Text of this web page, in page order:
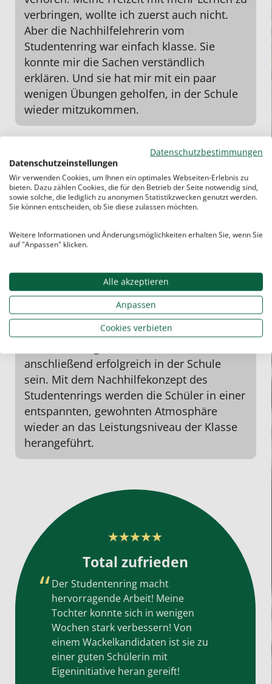
verbringen, wollte ich zuerst auch nicht.
Aber die Nachhilfelehrerin vom
Studentenring war einfach klasse. Sie
konnte mir die Sachen verständlich
erklären. Und sie hat mir mit ein paar
wenigen Übungen geholfen, in der Schule
wieder mitzukommen.
Elfriede Ecker, Lehrerin
Manche Schüler brauchen zusätzliche Lern-
anschließend erfolgreich in der Schule
sein. Mit dem Nachhilfekonzept des
Studentenrings werden die Schüler in einer
entspannten, gewohnten Atmosphäre
wieder an das Leistungsniveau der Klasse
herangeführt.
Total zufrieden
Der Studentenring macht
hervorragende Arbeit! Meine
Tochter konnte sich in wenigen
Wochen stark verbessern! Von
einem Wackelkandidaten ist sie zu
einer guten Schülerin mit
Eigeninitiative heran gereift!
Datenschutzbestimmungen
Datenschutzeinstellungen
Wir verwenden Cookies, um Ihnen ein optimales Webseiten-Erlebnis zu
bieten. Dazu zählen Cookies, die für den Betrieb der Seite notwendig sind,
sowie solche, die lediglich zu anonymen Statistikzwecken genutzt werden.
Sie können entscheiden, ob Sie diese zulassen möchten.
Weitere Informationen und Änderungsmöglichkeiten erhalten Sie, wenn Sie
auf "Anpassen" klicken.
Alle akzeptieren
Anpassen
Cookies verbieten